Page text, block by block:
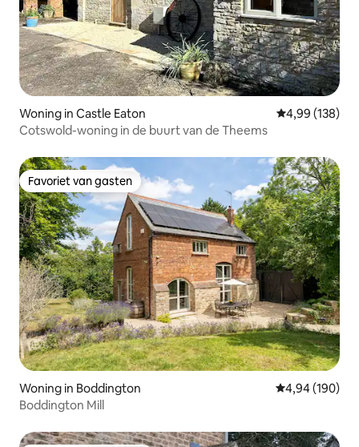
Woning in Castle Eaton Gemiddelde
4,99 (138)
Cotswold-woning in de buurt van de Theems
Favoriet van gasten
Favoriet van gasten
Woning in Boddington Gemiddelde
4,94 (190)
Boddington Mill